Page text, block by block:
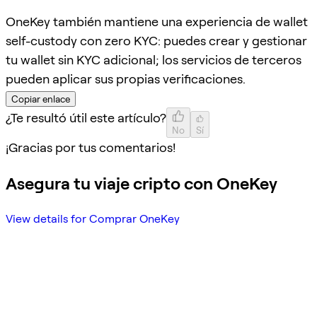
OneKey también mantiene una experiencia de wallet
self-custody con zero KYC: puedes crear y gestionar
tu wallet sin KYC adicional; los servicios de terceros
pueden aplicar sus propias verificaciones.
Copiar enlace
¿Te resultó útil este artículo?
No Sí
¡Gracias por tus comentarios!
Asegura tu viaje cripto con OneKey
View details for Comprar OneKey